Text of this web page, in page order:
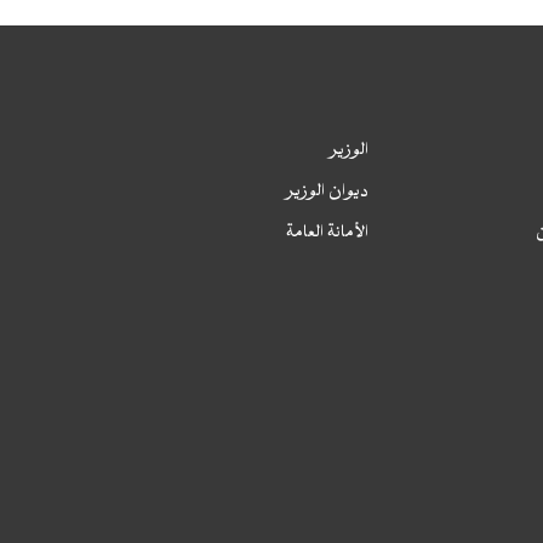
الوزير
ديوان الوزير
الأمانة العامة